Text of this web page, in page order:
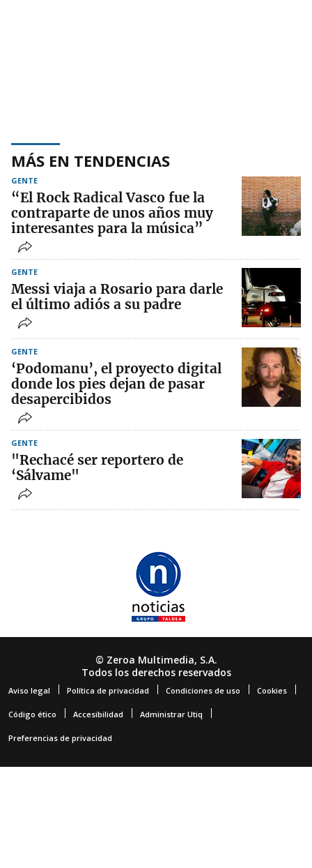
MÁS EN TENDENCIAS
GENTE
“El Rock Radical Vasco fue la
contraparte de unos años muy
interesantes para la música”
GENTE
Messi viaja a Rosario para darle
el último adiós a su padre
GENTE
‘Podomanu’, el proyecto digital
donde los pies dejan de pasar
desapercibidos
GENTE
"Rechacé ser reportero de
‘Sálvame"
© Zeroa Multimedia, S.A.
Todos los derechos reservados
Aviso legal Política de privacidad Condiciones de uso Cookies
Código ético Accesibilidad Administrar Utiq
Preferencias de privacidad